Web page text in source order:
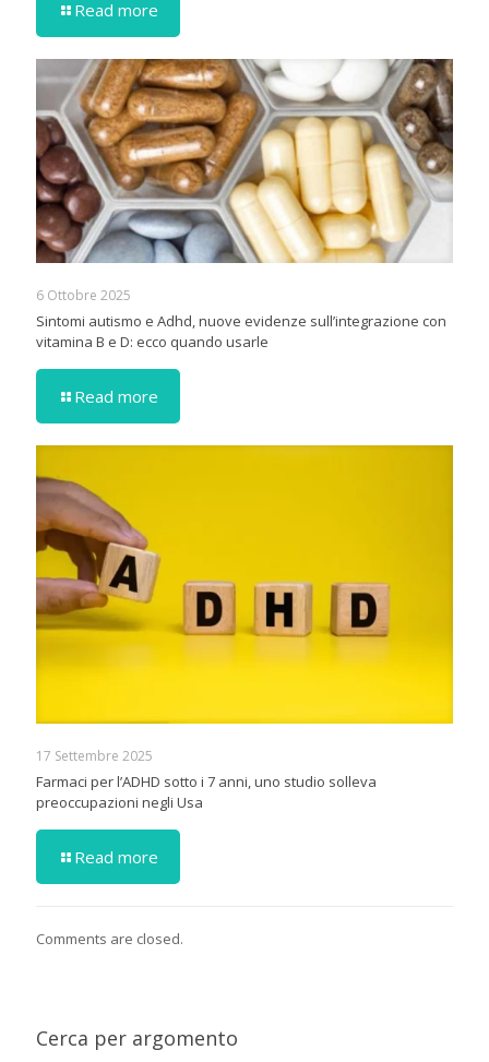
Read more
6 Ottobre 2025
Sintomi autismo e Adhd, nuove evidenze sull’integrazione con
vitamina B e D: ecco quando usarle
Read more
17 Settembre 2025
Farmaci per l’ADHD sotto i 7 anni, uno studio solleva
preoccupazioni negli Usa
Read more
Comments are closed.
Cerca per argomento